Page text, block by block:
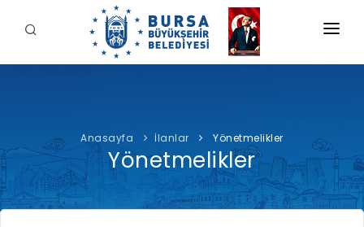
BELEDİYE
İDARİ YAPI
YETKİ VE SORUMLULUKLAR
BAŞKAN
Şahin BİBA
Başkan'a Mesaj
HİZMETLERİMİZ
İNTERAKTİF
Anasayfa İlanlar Yönetmelikler
Yönetmelikler